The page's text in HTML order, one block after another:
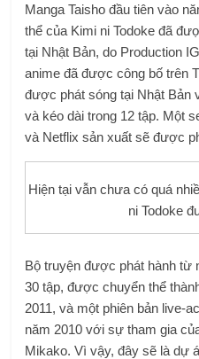
Manga Taisho đầu tiên vào
thể của Kimi ni Todoke đã
tại Nhật Bản, do Production
anime đã được công bố trên
được phát sóng tại Nhật Bản
và kéo dài trong 12 tập. Một
và Netflix sản xuất sẽ được
Hiện tại vẫn chưa có quá
ni Todoke
Bộ truyện được phát hành từ
30 tập, được chuyển thể
2011, và một phiên bản live-
năm 2010 với sự tham gia
Mikako. Vì vậy, đây sẽ là dự